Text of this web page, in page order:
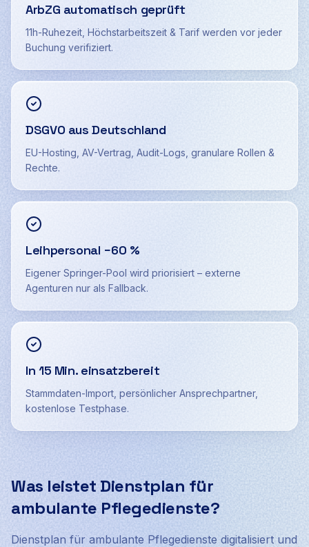
ArbZG automatisch geprüft
11h-Ruhezeit, Höchstarbeitszeit & Tarif werden vor jeder
Buchung verifiziert.
DSGVO aus Deutschland
EU-Hosting, AV-Vertrag, Audit-Logs, granulare Rollen &
Rechte.
Leihpersonal −60 %
Eigener Springer-Pool wird priorisiert – externe
Agenturen nur als Fallback.
In 15 Min. einsatzbereit
Stammdaten-Import, persönlicher Ansprechpartner,
kostenlose Testphase.
Was leistet Dienstplan für
ambulante Pflegedienste?
Dienstplan für ambulante Pflegedienste digitalisiert und